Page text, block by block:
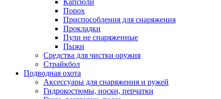
Капсюли
Порох
Приспособления для снаряжения
Прокладки
Пули не снаряженные
Пыжи
Средства для чистки оружия
Страйкбол
Подводная охота
Аксессуары для снаряжения и ружей
Гидрокостюмы, носки, перчатки